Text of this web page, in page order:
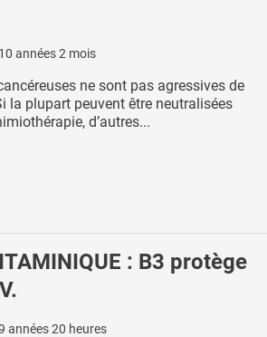
10 années 2 mois
ne sont pas agressives de
la plupart peuvent être neutralisées
d’autres...
: B3 protège
années 20 heures